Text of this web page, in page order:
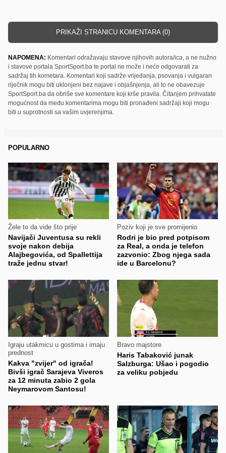
PRIKAŽI STRANICU KOMENTARA (0)
NAPOMENA: Komentari odražavaju stavove njihovih autora/ica, a ne nužno
i stavove portala SportSport.ba te portal ne može i neće odgovarati za
sadržaj tih kometara. Komentari koji sadrže vrijeđanja, psovanja i vulgaran
riječnik mogu biti uklonjeni bez najave i objašnjenja, ali to ne obavezuje
SportSport.ba da obriše sve komentare koji krše pravila. Čitanjem prihvatate
mogućnost da među komentarima mogu biti pronađeni sadržaji koji mogu
biti u suprotnosti sa vašim uvjerenjima.
POPULARNO
Žele to da vide što prije
Navijači Juventusa su rekli
svoje nakon debija
Alajbegovića, od Spallettija
traže jednu stvar!
Poziv koji je sve promijenio
Rodri je bio pred potpisom
za Real, a onda je telefon
zazvonio: Zbog njega sada
ide u Barcelonu?
Igraju utakmicu u gostima i imaju
prednost
Kakva "zvijer" od igrača!
Bivši igrač Sarajeva Viveros
za 12 minuta zabio 2 gola
Neymarovom Santosu!
Bravo majstore
Haris Tabaković junak
Salzburga: Ušao i pogodio
za veliku pobjedu